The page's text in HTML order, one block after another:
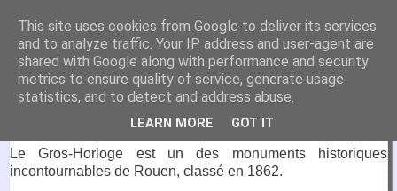
VirtuaFrance
Visitez la France depuis votre fauteuil.
1 août 2022
Gros-Horloge, Rouen
Le Gros-Horloge est un des monuments historiques
incontournables de Rouen, classé en 1862.
This site uses cookies from Google to deliver its services
and to analyze traffic. Your IP address and user-agent are
shared with Google along with performance and security
metrics to ensure quality of service, generate usage
statistics, and to detect and address abuse.
LEARN MORE GOT IT